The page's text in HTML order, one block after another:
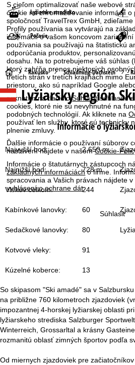
S cieľom optimalizovať naše webové
cookie na zhromažďovanie informácií o
spoločnosť TravelTrex GmbH, zdieľame
Profily používania sa vytvárajú na
informácií o vašom koncovom
používania sa používajú na štatistickú
odporúčania produktov,
dosahu. Na to potrebujeme váš súhlas
ktorý zahŕňa prenos niektorých
tretích strán v tretích krajinách mimo
priestoru, ako sú napríklad Google
Kliknutím na tlačidloSúhlasiť súhlasíte
cookies, ktoré nie sú nevyhnutné na
podobných technológií. Ak kliknete na
používať len služby, ktoré sú technicky
plnenie zmluvy.
Ďalšie informácie o používaní súborov
nastavení nájdete v našomCookie-
Informácie o štatutárnych zástupcoch
základných informáciácho firme.
spracovania a Vašich právach nájdete v
vyhlásení o ochrane dát.
Súhlasiť
Lyžiarske stredisko
Počasie
H
l
a
v
n
á
k
a
Rakúsko Schladming-Dachstein
Lyžiarsky región
Informácie o
Najvyšší bod: 2 650 m
Najnižší bod: 728 m
Vlekov celkom: 244
Kabínkové lanovky: 60
Sedačkové lanovky: 80
Kotvové vleky: 91
Kúzelné koberce: 13
So skipasom "Ski amadé" sa v
na približne 760 kilometroch zjazdoviek
impozantnej 4-horskej lyžiarskej oblasti
lyžiarskeho strediska Salzburger
Winterreich, Grossarltal a krásny
rozmanitú oblasť zimných športov podľa
Od miernych zjazdoviek pre